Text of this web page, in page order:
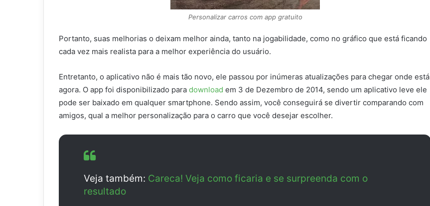
Personalizar carros com app gratuito
Portanto, suas melhorias o deixam melhor ainda, tanto na jogabilidade, como no gráfico que está ficando
cada vez mais realista para a melhor experiência do usuário.
Entretanto, o aplicativo não é mais tão novo, ele passou por inúmeras atualizações para chegar onde está
agora. O app foi disponibilizado para download em 3 de Dezembro de 2014, sendo um aplicativo leve ele
pode ser baixado em qualquer smartphone. Sendo assim, você conseguirá se divertir comparando com
amigos, qual a melhor personalização para o carro que você desejar escolher.
Veja também: Careca! Veja como ficaria e se surpreenda com o
resultado